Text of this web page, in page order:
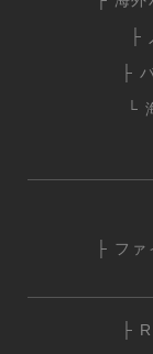
├
├
└
├ ファ
├